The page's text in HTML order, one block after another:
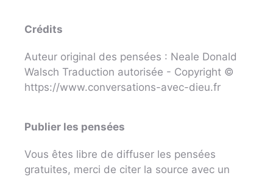
Crédits
Auteur original des pensées : Neale Donald
Walsch Traduction autorisée - Copyright ©
https://www.conversations-avec-dieu.fr
Publier les pensées
Vous êtes libre de diffuser les pensées
gratuites, merci de citer la source avec un